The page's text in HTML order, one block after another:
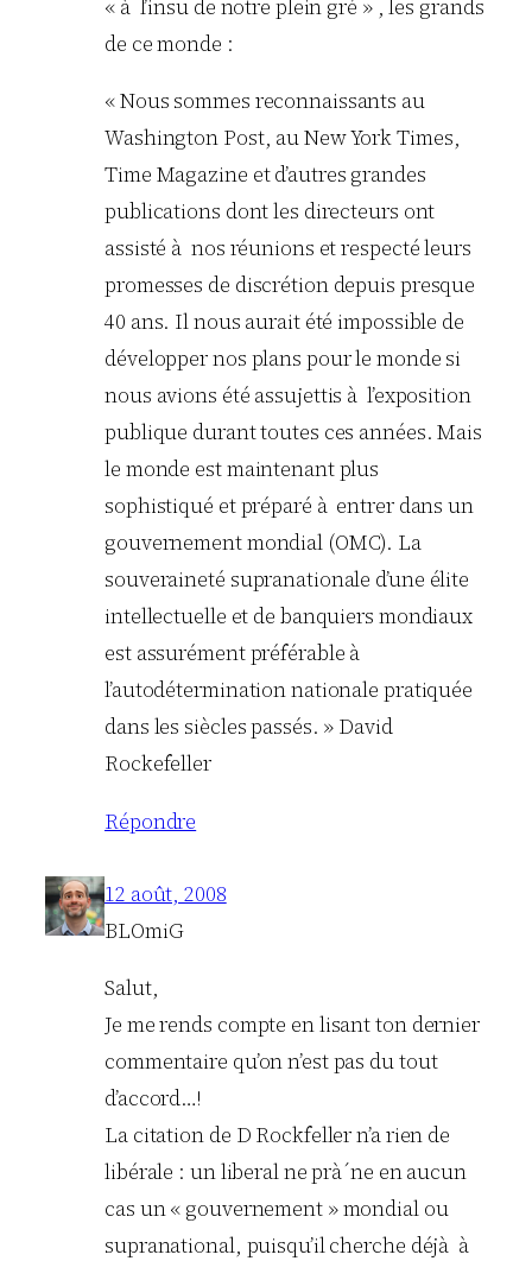
« à l’insu de notre plein gré » , les grands
de ce monde :
« Nous sommes reconnaissants au
Washington Post, au New York Times,
Time Magazine et d’autres grandes
publications dont les directeurs ont
assisté à nos réunions et respecté leurs
promesses de discrétion depuis presque
40 ans. Il nous aurait été impossible de
développer nos plans pour le monde si
nous avions été assujettis à l’exposition
publique durant toutes ces années. Mais
le monde est maintenant plus
sophistiqué et préparé à entrer dans un
gouvernement mondial (OMC). La
souveraineté supranationale d’une élite
intellectuelle et de banquiers mondiaux
est assurément préférable à
l’autodétermination nationale pratiquée
dans les siècles passés. » David
Rockefeller
Répondre
12 août, 2008
BLOmiG
Salut,
Je me rends compte en lisant ton dernier
commentaire qu’on n’est pas du tout
d’accord…!
La citation de D Rockfeller n’a rien de
libérale : un liberal ne prà´ne en aucun
cas un « gouvernement » mondial ou
supranational, puisqu’il cherche déjà à